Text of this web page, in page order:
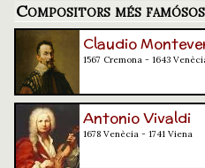
Compositors més famósos
Claudio
1567 Cremona - 1643
Antonio Vivaldi
1678 Venècia - 1741 Viena